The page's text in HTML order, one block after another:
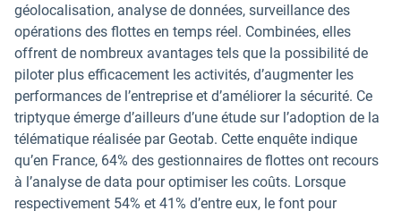
géolocalisation, analyse de données, surveillance des
opérations des flottes en temps réel. Combinées, elles
offrent de nombreux avantages tels que la possibilité de
piloter plus efficacement les activités, d’augmenter les
performances de l’entreprise et d’améliorer la sécurité. Ce
triptyque émerge d’ailleurs d’une étude sur l’adoption de la
télématique réalisée par Geotab. Cette enquête indique
qu’en France, 64% des gestionnaires de flottes ont recours
à l’analyse de data pour optimiser les coûts. Lorsque
respectivement 54% et 41% d’entre eux, le font pour